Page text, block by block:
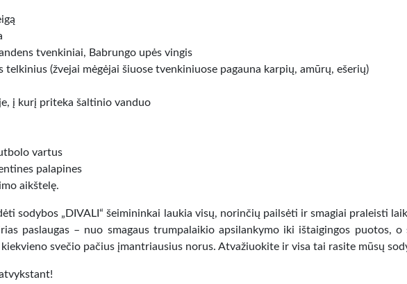
tvenkiniai, Babrungo upės vingis
telkinius (žvejai mėgėjai šiuose tvenkiniuose pagauna karpių, amūrų, ešerių)
į kurį priteka šaltinio vanduo
vartus
palapines
aikštelę.
sodybos „DIVALI“ šeimininkai laukia visų, norinčių pailsėti ir smagiai praleisti
paslaugas – nuo smagaus trumpalaikio apsilankymo iki ištaigingos puotos, o
svečio pačius įmantriausius norus. Atvažiuokite ir visa tai rasite mūsų